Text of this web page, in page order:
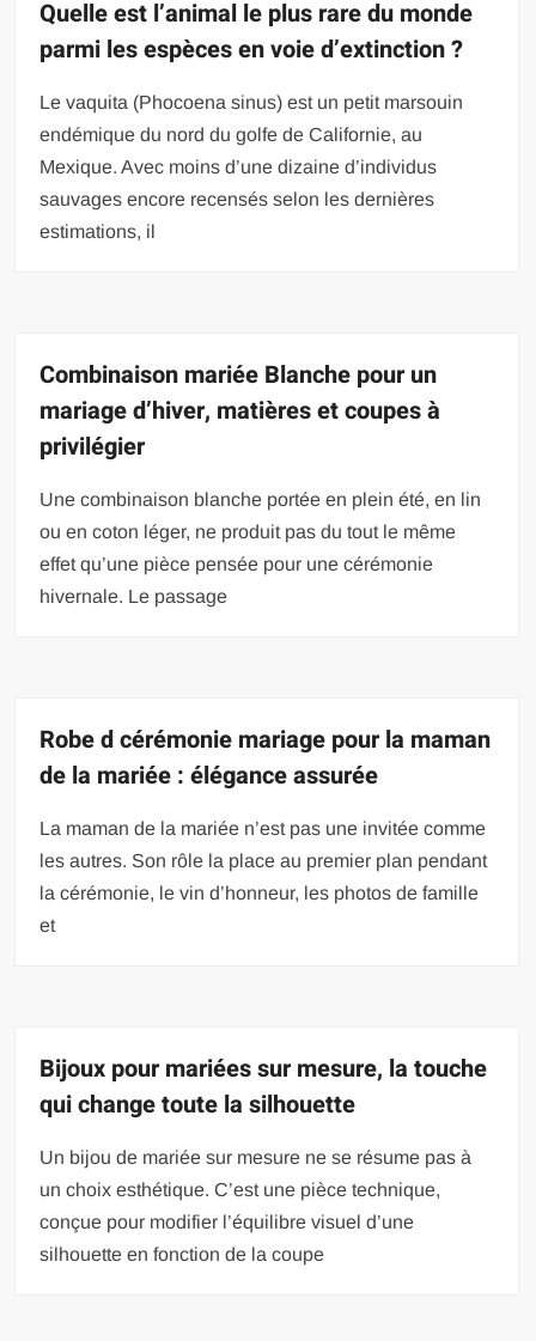
Quelle est l’animal le plus rare du monde
parmi les espèces en voie d’extinction ?
Le vaquita (Phocoena sinus) est un petit marsouin
endémique du nord du golfe de Californie, au
Mexique. Avec moins d’une dizaine d’individus
sauvages encore recensés selon les dernières
estimations, il
Combinaison mariée Blanche pour un
mariage d’hiver, matières et coupes à
privilégier
Une combinaison blanche portée en plein été, en lin
ou en coton léger, ne produit pas du tout le même
effet qu’une pièce pensée pour une cérémonie
hivernale. Le passage
Robe d cérémonie mariage pour la maman
de la mariée : élégance assurée
La maman de la mariée n’est pas une invitée comme
les autres. Son rôle la place au premier plan pendant
la cérémonie, le vin d’honneur, les photos de famille
et
Bijoux pour mariées sur mesure, la touche
qui change toute la silhouette
Un bijou de mariée sur mesure ne se résume pas à
un choix esthétique. C’est une pièce technique,
conçue pour modifier l’équilibre visuel d’une
silhouette en fonction de la coupe